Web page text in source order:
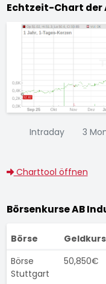
Echtzeit-Chart der
Intraday 3
Charttool öffnen
Börsenkurse AB
Börse Geldkurs
Börse
Stuttgart
50,850€